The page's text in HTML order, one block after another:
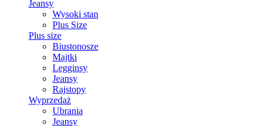
Jeansy
Wysoki stan
Plus Size
Plus size
Biustonosze
Majtki
Legginsy
Jeansy
Rajstopy
Wyprzedaż
Ubrania
Jeansy